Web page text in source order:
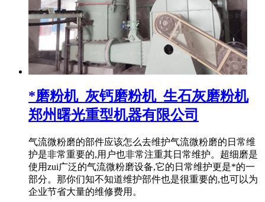
*磨粉机_灰钙磨粉机_生石灰磨粉机
郑州曙光重型机器有限公司
气流微粉磨的部件应该怎么去维护气流微粉磨的日常维
护是非常重要的,用户也非常注重其日常维护。超细磨是
使用zui广泛的气流微粉磨设备,它的日常维护更是*的一
部分。那你们知不知道维护部件也是很重要的,也可以为
企业节省大量的维修费用。